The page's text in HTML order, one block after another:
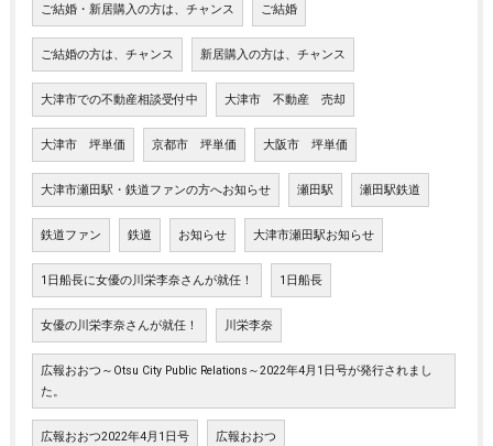
ご結婚・新居購入の方は、チャンス ご結婚
ご結婚の方は、チャンス 新居購入の方は、チャンス
大津市での不動産相談受付中 大津市 不動産 売却
大津市 坪単価 京都市 坪単価 大阪市 坪単価
大津市瀬田駅・鉄道ファンの方へお知らせ 瀬田駅 瀬田駅鉄道
鉄道ファン 鉄道 お知らせ 大津市瀬田駅お知らせ
1日船長に女優の川栄李奈さんが就任！ 1日船長
女優の川栄李奈さんが就任！ 川栄李奈
広報おおつ～Otsu City Public Relations～2022年4月1日号が発行されまし
た。
広報おおつ2022年4月1日号 広報おおつ